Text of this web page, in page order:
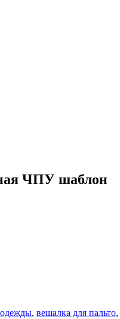
ЧПУ шаблон
, вешалка для пальто,